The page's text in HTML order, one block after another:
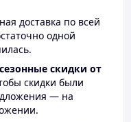
доставка по всей
одной
скидки от
скидки были
— на